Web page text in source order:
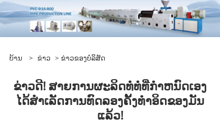
ບ້ານ > ຂ່າວ > ຂ່າວຂອງບໍລິສັດ
ຂ່າວດີ! ສາຍການຜະລິດທໍ່ທໍ່ທີ່ກໍາຫນົດເອງ
ໄດ້ສໍາເລັດການທົດລອງຄັ້ງທໍາອິດຂອງມັນ
ແລ້ວ!